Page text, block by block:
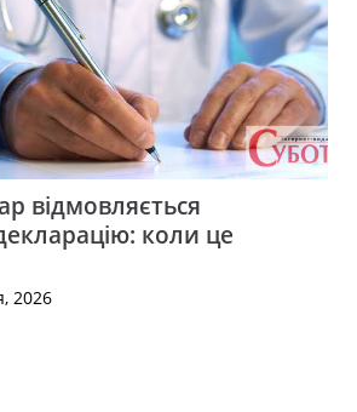
відмовляється
коли це
2026